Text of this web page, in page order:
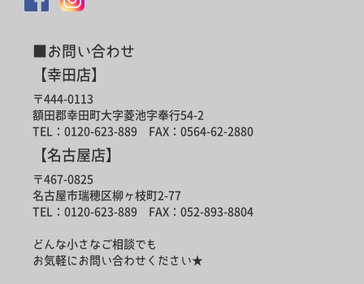
■お問い合わせ
【幸田店】
〒444-0113
額田郡幸田町大字菱池字奉行54-2
TEL：0120-623-889 FAX：0564-62-2880
【名古屋店】
〒467-0825
名古屋市瑞穂区柳ヶ枝町2-77
TEL：0120-623-889 FAX：052-893-8804
どんな小さなご相談でも
お気軽にお問い合わせください★